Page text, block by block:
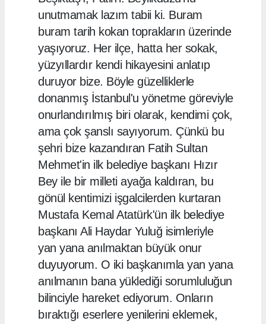
unutmamak lazım tabii ki. Buram
buram tarih kokan toprakların üzerinde
yaşıyoruz. Her ilçe, hatta her sokak,
yüzyıllardır kendi hikayesini anlatıp
duruyor bize. Böyle güzelliklerle
donanmış İstanbul'u yönetme göreviyle
onurlandırılmış biri olarak, kendimi çok,
ama çok şanslı sayıyorum. Çünkü bu
şehri bize kazandıran Fatih Sultan
Mehmet'in ilk belediye başkanı Hızır
Bey ile bir milleti ayağa kaldıran, bu
gönül kentimizi işgalcilerden kurtaran
Mustafa Kemal Atatürk'ün ilk belediye
başkanı Ali Haydar Yuluğ isimleriyle
yan yana anılmaktan büyük onur
duyuyorum. O iki başkanımla yan yana
anılmanın bana yüklediği sorumluluğun
bilinciyle hareket ediyorum. Onların
bıraktığı eserlere yenilerini eklemek,